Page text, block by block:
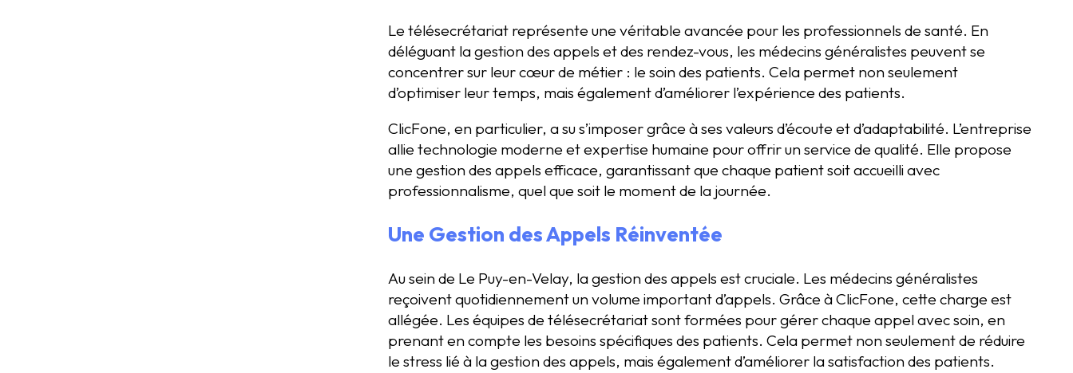
Le télésecrétariat représente une véritable avancée pour les professionnels de santé. En
déléguant la gestion des appels et des rendez-vous, les médecins généralistes peuvent se
concentrer sur leur cœur de métier : le soin des patients. Cela permet non seulement
d’optimiser leur temps, mais également d’améliorer l’expérience des patients.
ClicFone, en particulier, a su s’imposer grâce à ses valeurs d’écoute et d’adaptabilité. L’entreprise
allie technologie moderne et expertise humaine pour offrir un service de qualité. Elle propose
une gestion des appels efficace, garantissant que chaque patient soit accueilli avec
professionnalisme, quel que soit le moment de la journée.
Une Gestion des Appels Réinventée
Au sein de Le Puy-en-Velay, la gestion des appels est cruciale. Les médecins généralistes
reçoivent quotidiennement un volume important d’appels. Grâce à ClicFone, cette charge est
allégée. Les équipes de télésecrétariat sont formées pour gérer chaque appel avec soin, en
prenant en compte les besoins spécifiques des patients. Cela permet non seulement de réduire
le stress lié à la gestion des appels, mais également d’améliorer la satisfaction des patients.